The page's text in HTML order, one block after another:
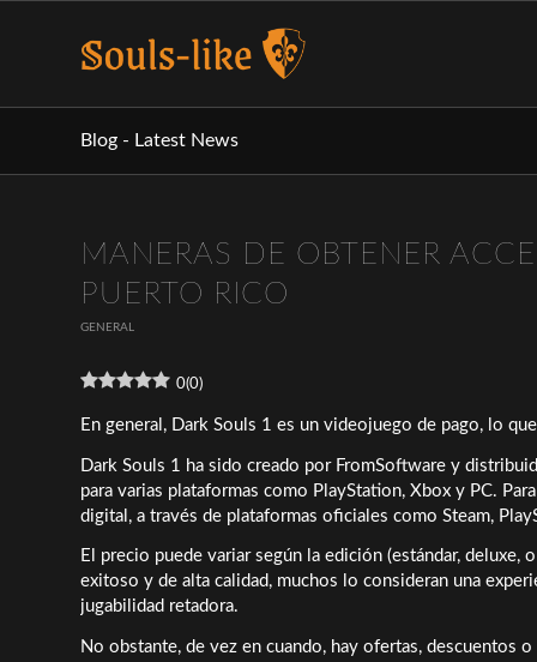
Blog - Latest News
MANERAS DE OBTENER
PUERTO RICO
GENERAL
0(0)
En general, Dark Souls 1 es un videojuego de pago, lo
Dark Souls 1 ha sido creado por FromSoftware y
para varias plataformas como PlayStation, Xbox y PC.
digital, a través de plataformas oficiales como Steam,
El precio puede variar según la edición (estándar,
exitoso y de alta calidad, muchos lo consideran una
jugabilidad retadora.
No obstante, de vez en cuando, hay ofertas, descuentos